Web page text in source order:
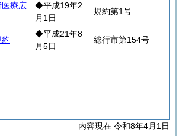
療広
◆平成19年2
月1日
規約第1号
◆平成21年8
月5日
総行市第154号
内容現在 令和8年4月1日